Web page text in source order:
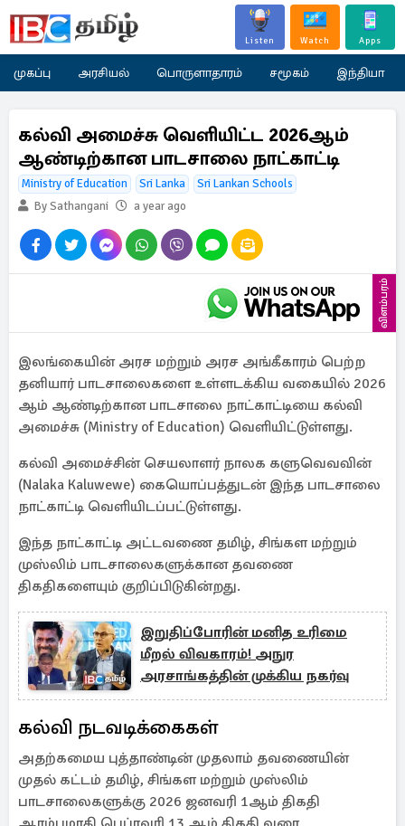
Listen Watch Apps
முகப்பு அரசியல் பொருளாதாரம் சமூகம் இந்தியா
கல்வி அமைச்சு வெளியிட்ட 2026ஆம்
ஆண்டிற்கான பாடசாலை நாட்காட்டி
Ministry of Education Sri Lanka
Sri Lankan Schools
By Sathangani
a year ago
விளம்பரம்
இலங்கையின் அரச மற்றும் அரச அங்கீகாரம் பெற்ற
தனியார் பாடசாலைகளை உள்ளடக்கிய வகையில் 2026
ஆம் ஆண்டிற்கான பாடசாலை நாட்காட்டியை கல்வி
அமைச்சு (Ministry of Education) வெளியிட்டுள்ளது.
கல்வி அமைச்சின் செயலாளர் நாலக களுவெவவின்
(Nalaka Kaluwewe) கையொப்பத்துடன் இந்த பாடசாலை
நாட்காட்டி வெளியிடப்பட்டுள்ளது.
இந்த நாட்காட்டி அட்டவணை தமிழ், சிங்கள மற்றும்
முஸ்லிம் பாடசாலைகளுக்கான தவணை
திகதிகளையும் குறிப்பிடுகின்றது.
இறுதிப்போரின் மனித உரிமை
மீறல் விவகாரம்! அநுர
அரசாங்கத்தின் முக்கிய நகர்வு
கல்வி நடவடிக்கைகள்
அதற்கமைய புத்தாண்டின் முதலாம் தவணையின்
முதல் கட்டம் தமிழ், சிங்கள மற்றும் முஸ்லிம்
பாடசாலைகளுக்கு 2026 ஜனவரி 1ஆம் திகதி